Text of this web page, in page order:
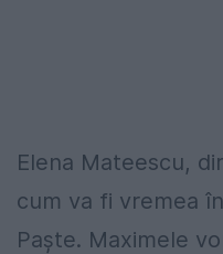
Elena Mateescu,
cum va fi vremea
Paște. Maximele